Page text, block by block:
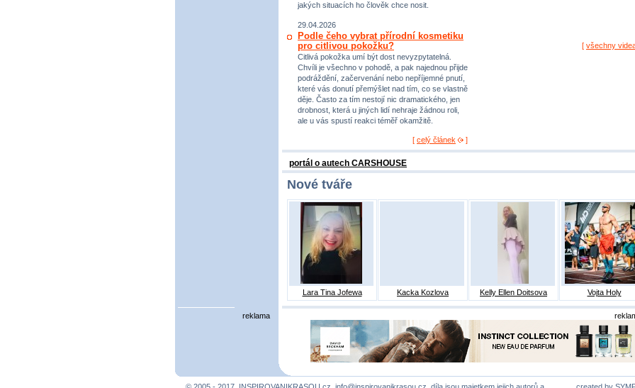
jakých situacích ho člověk chce nosit.
29.04.2026
Podle čeho vybrat přírodní kosmetiku
pro citlivou pokožku?
Citlivá pokožka umí být dost nevyzpytatelná.
Chvíli je všechno v pohodě, a pak najednou přijde
podráždění, začervenání nebo nepříjemné pnutí,
které vás donutí přemýšlet nad tím, co se vlastně
děje. Často za tím nestojí nic dramatického, jen
drobnost, která u jiných lidí nehraje žádnou roli,
ale u vás spustí reakci téměř okamžitě.
[ celý článek ]
[ všechny
portál o autech CARSHOUSE
Nové tváře
Lara Tina Jofewa Kacka Kozlova Kelly Ellen Doitsova Vojta Holy
reklama